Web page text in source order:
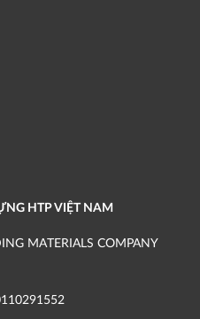
HTP VIỆT NAM
MATERIALS COMPANY